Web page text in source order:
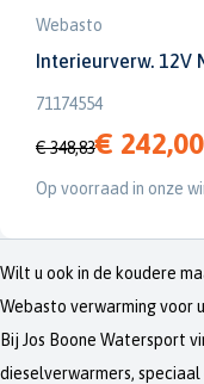
Webasto
Interieurverw. 12V
71174554
€ 348,83€ 242,00
Op voorraad in onze
Wilt u ook in de koudere
Webasto verwarming voor
Bij Jos Boone Watersport
dieselverwarmers,